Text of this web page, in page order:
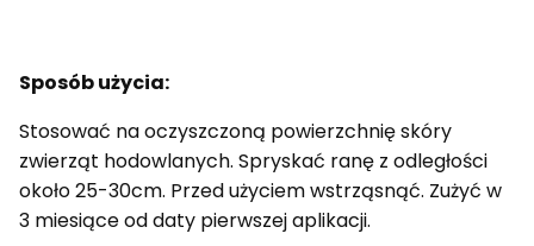
Sposób użycia:
Stosować na oczyszczoną powierzchnię skóry
zwierząt hodowlanych. Spryskać ranę z odległości
około 25-30cm. Przed użyciem wstrząsnąć. Zużyć w
3 miesiące od daty pierwszej aplikacji.